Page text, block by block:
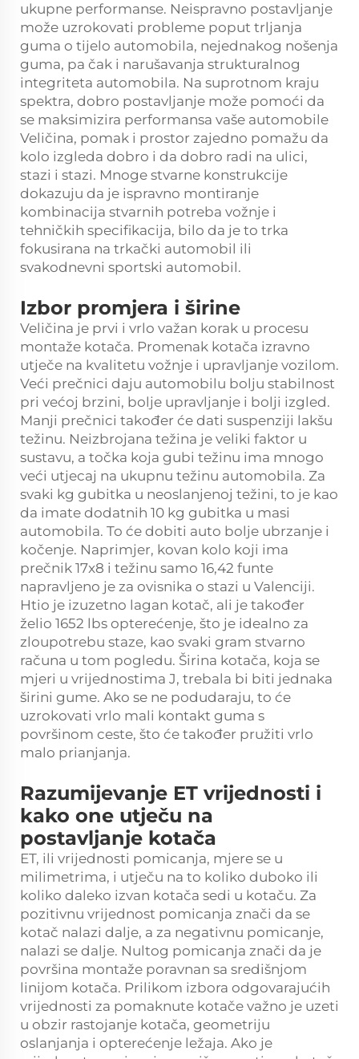
ukupne performanse. Neispravno postavljanje
može uzrokovati probleme poput trljanja
guma o tijelo automobila, nejednakog nošenja
guma, pa čak i narušavanja strukturalnog
integriteta automobila. Na suprotnom kraju
spektra, dobro postavljanje može pomoći da
se maksimizira performansa vaše automobile
Veličina, pomak i prostor zajedno pomažu da
kolo izgleda dobro i da dobro radi na ulici,
stazi i stazi. Mnoge stvarne konstrukcije
dokazuju da je ispravno montiranje
kombinacija stvarnih potreba vožnje i
tehničkih specifikacija, bilo da je to trka
fokusirana na trkački automobil ili
svakodnevni sportski automobil.
Izbor promjera i širine
Veličina je prvi i vrlo važan korak u procesu
montaže kotača. Promenak kotača izravno
utječe na kvalitetu vožnje i upravljanje vozilom.
Veći prečnici daju automobilu bolju stabilnost
pri većoj brzini, bolje upravljanje i bolji izgled.
Manji prečnici također će dati suspenziji lakšu
težinu. Neizbrojana težina je veliki faktor u
sustavu, a točka koja gubi težinu ima mnogo
veći utjecaj na ukupnu težinu automobila. Za
svaki kg gubitka u neoslanjenoj težini, to je kao
da imate dodatnih 10 kg gubitka u masi
automobila. To će dobiti auto bolje ubrzanje i
kočenje. Naprimjer, kovan kolo koji ima
prečnik 17x8 i težinu samo 16,42 funte
napravljeno je za ovisnika o stazi u Valenciji.
Htio je izuzetno lagan kotač, ali je također
želio 1652 lbs opterećenje, što je idealno za
zloupotrebu staze, kao svaki gram stvarno
računa u tom pogledu. Širina kotača, koja se
mjeri u vrijednostima J, trebala bi biti jednaka
širini gume. Ako se ne podudaraju, to će
uzrokovati vrlo mali kontakt guma s
površinom ceste, što će također pružiti vrlo
malo prianjanja.
Razumijevanje ET vrijednosti i
kako one utječu na
postavljanje kotača
ET, ili vrijednosti pomicanja, mjere se u
milimetrima, i utječu na to koliko duboko ili
koliko daleko izvan kotača sedi u kotaču. Za
pozitivnu vrijednost pomicanja znači da se
kotač nalazi dalje, a za negativnu pomicanje,
nalazi se dalje. Nultog pomicanja znači da je
površina montaže poravnan sa središnjom
linijom kotača. Prilikom izbora odgovarajućih
vrijednosti za pomaknute kotače važno je uzeti
u obzir rastojanje kotača, geometriju
oslanjanja i opterećenje ležaja. Ako je